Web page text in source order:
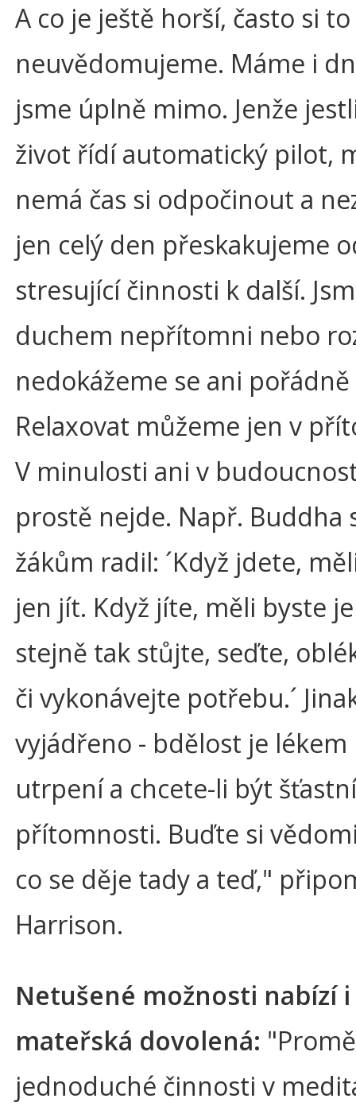
A co je ještě horší, často si
neuvědomujeme. Máme i
jsme úplně mimo. Jenže
život řídí automatický pilot,
nemá čas si odpočinout a
jen celý den přeskakujeme
stresující činnosti k další.
duchem nepřítomni nebo
nedokážeme se ani
Relaxovat můžeme jen v
V minulosti ani v
prostě nejde. Např. Buddha
žákům radil: ´Když jdete,
jen jít. Když jíte, měli byste
stejně tak stůjte, seďte,
či vykonávejte potřebu.´
vyjádřeno - bdělost je lékem
utrpení a chcete-li být
přítomnosti. Buďte si
co se děje tady a teď,"
Harrison.
Netušené možnosti nabízí i
mateřská dovolená:
jednoduché činnosti v